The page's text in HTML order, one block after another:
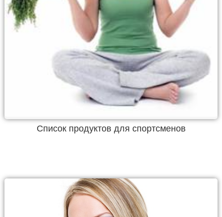
Список продуктов для спортсменов